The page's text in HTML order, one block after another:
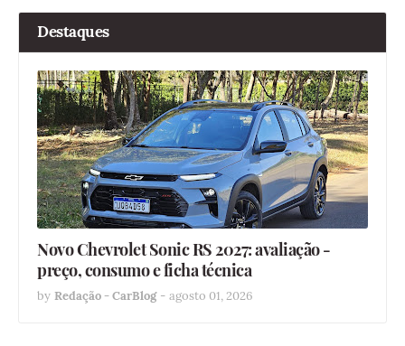
Destaques
Novo Chevrolet Sonic RS 2027: avaliação -
preço, consumo e ficha técnica
by Redação - CarBlog - agosto 01, 2026